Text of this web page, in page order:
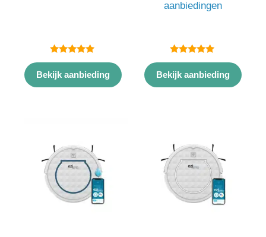
5.00
van 5
Bekijk aanbieding
aanbiedingen
5.00
van 5
Bekijk aanbieding